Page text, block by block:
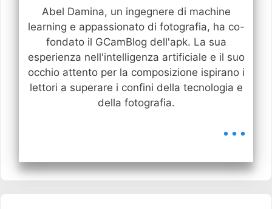
Abel Damina, un ingegnere di machine
learning e appassionato di fotografia, ha co-
fondato il GCamBlog dell'apk. La sua
esperienza nell'intelligenza artificiale e il suo
occhio attento per la composizione ispirano i
lettori a superare i confini della tecnologia e
della fotografia.
...